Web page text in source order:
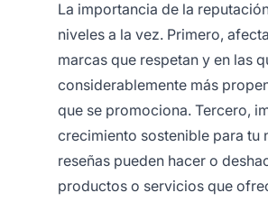
La importancia de la
niveles a la vez. Primero,
marcas que respetan y en las
considerablemente más
que se promociona. Tercero,
crecimiento sostenible para tu
reseñas pueden hacer o
productos o servicios que